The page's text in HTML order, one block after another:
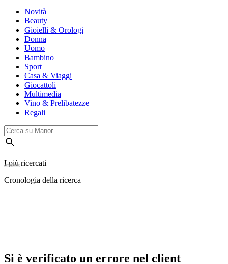
Novità
Beauty
Gioielli & Orologi
Donna
Uomo
Bambino
Sport
Casa & Viaggi
Giocattoli
Multimedia
Vino & Prelibatezze
Regali
I più ricercati
Cronologia della ricerca
Si è verificato un errore nel client